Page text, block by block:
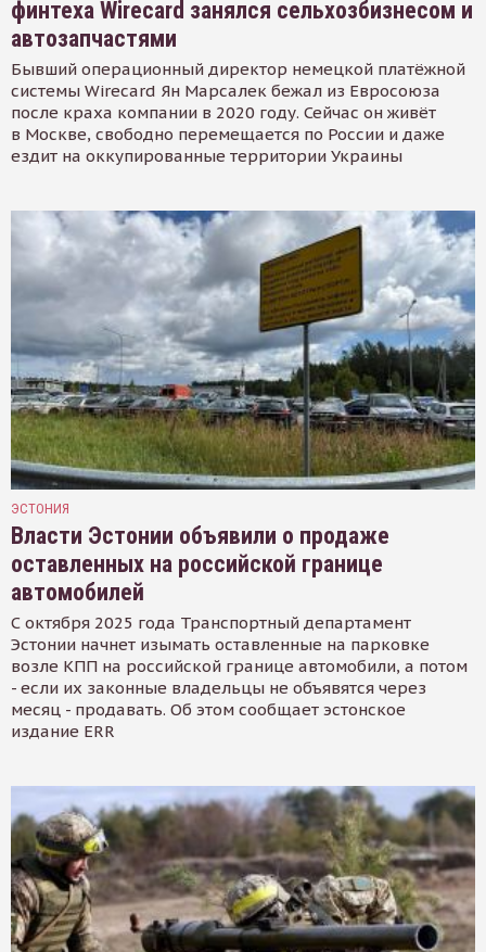
финтеха Wirecard занялся сельхозбизнесом и
автозапчастями
Бывший операционный директор немецкой платёжной
системы Wirecard Ян Марсалек бежал из Евросоюза
после краха компании в 2020 году. Сейчас он живёт
в Москве, свободно перемещается по России и даже
ездит на оккупированные территории Украины
ЭСТОНИЯ
Власти Эстонии объявили о продаже
оставленных на российской границе
автомобилей
С октября 2025 года Транспортный департамент
Эстонии начнет изымать оставленные на парковке
возле КПП на российской границе автомобили, а потом
- если их законные владельцы не объявятся через
месяц - продавать. Об этом сообщает эстонское
издание ERR